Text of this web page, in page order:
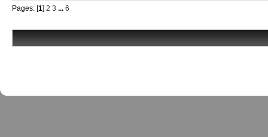
Pages: [1] 2 3 ... 6